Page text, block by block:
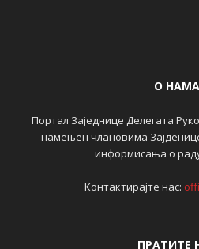
О НАМА
Портал Заједнице Делегата
намењен члановима
информисања о
Контактирајте нас:
ПРАТИТЕ